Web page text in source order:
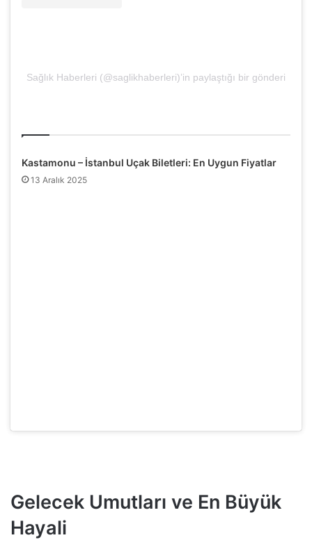
Sağlık Haberleri (@saglikhaberleri)’in paylaştığı bir gönderi
Kastamonu – İstanbul Uçak Biletleri: En Uygun Fiyatlar
13 Aralık 2025
Gelecek Umutları ve En Büyük
Hayali